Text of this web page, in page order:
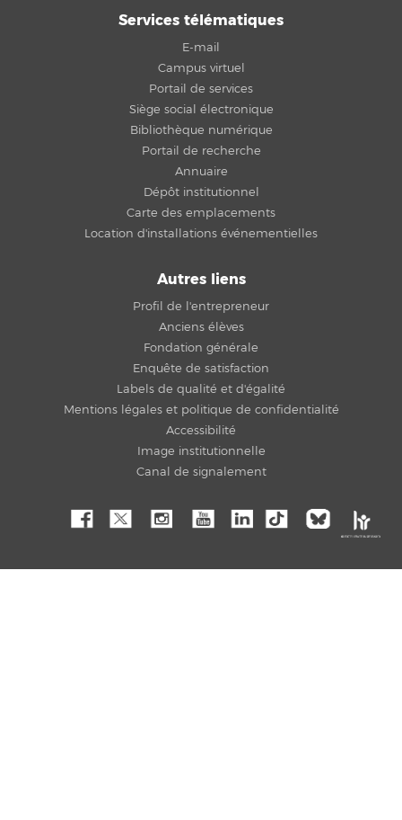
Services télématiques
E-mail
Campus virtuel
Portail de services
Siège social électronique
Bibliothèque numérique
Portail de recherche
Annuaire
Dépôt institutionnel
Carte des emplacements
Location d'installations événementielles
Autres liens
Profil de l'entrepreneur
Anciens élèves
Fondation générale
Enquête de satisfaction
Labels de qualité et d'égalité
Mentions légales et politique de confidentialité
Accessibilité
Image institutionnelle
Canal de signalement